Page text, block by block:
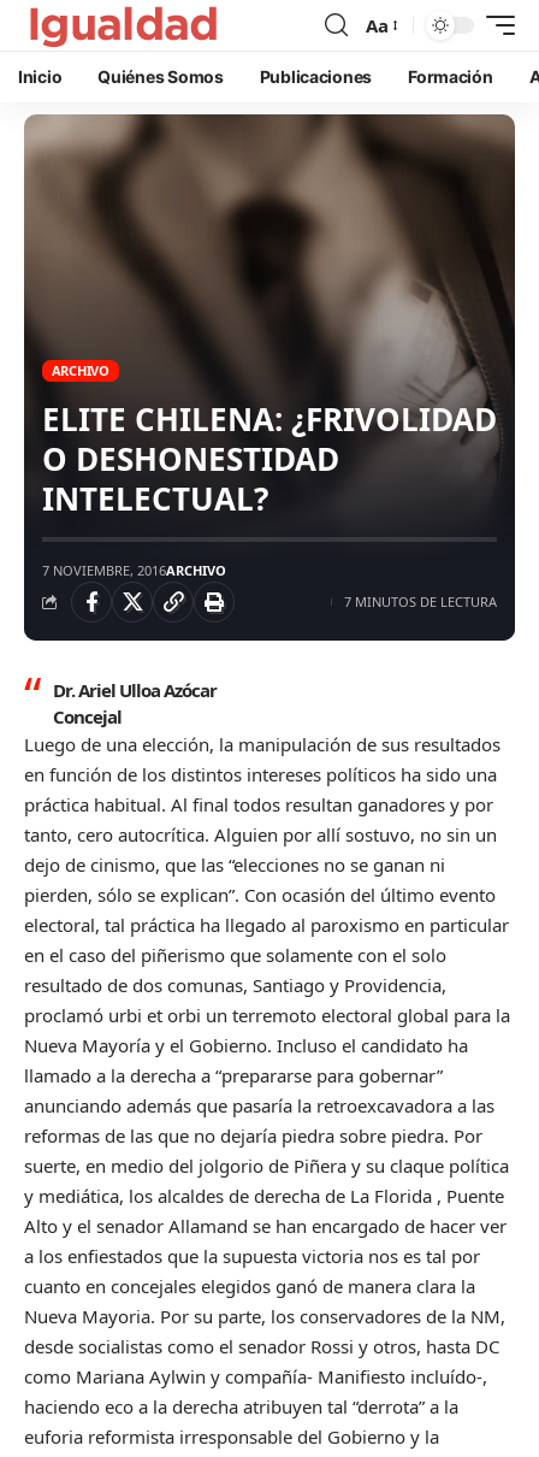
Aa
Inicio Quiénes Somos Publicaciones Formación
ARCHIVO
ELITE CHILENA: ¿FRIVOLIDAD
O DESHONESTIDAD
INTELECTUAL?
7 NOVIEMBRE, 2016ARCHIVO
7 MINUTOS DE LECTURA
Dr. Ariel Ulloa Azócar
Concejal
Luego de una elección, la manipulación de sus resultados
en función de los distintos intereses políticos ha sido una
práctica habitual. Al final todos resultan ganadores y por
tanto, cero autocrítica. Alguien por allí sostuvo, no sin un
dejo de cinismo, que las “elecciones no se ganan ni
pierden, sólo se explican”. Con ocasión del último evento
electoral, tal práctica ha llegado al paroxismo en particular
en el caso del piñerismo que solamente con el solo
resultado de dos comunas, Santiago y Providencia,
proclamó urbi et orbi un terremoto electoral global para la
Nueva Mayoría y el Gobierno. Incluso el candidato ha
llamado a la derecha a “prepararse para gobernar”
anunciando además que pasaría la retroexcavadora a las
reformas de las que no dejaría piedra sobre piedra. Por
suerte, en medio del jolgorio de Piñera y su claque política
y mediática, los alcaldes de derecha de La Florida , Puente
Alto y el senador Allamand se han encargado de hacer ver
a los enfiestados que la supuesta victoria nos es tal por
cuanto en concejales elegidos ganó de manera clara la
Nueva Mayoria. Por su parte, los conservadores de la NM,
desde socialistas como el senador Rossi y otros, hasta DC
como Mariana Aylwin y compañía- Manifiesto incluído-,
haciendo eco a la derecha atribuyen tal “derrota” a la
euforia reformista irresponsable del Gobierno y la